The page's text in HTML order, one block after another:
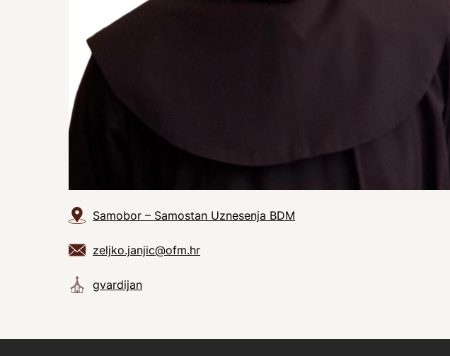
Samobor – Samostan Uznesenja BDM
zeljko.janjic@ofm.hr
gvardijan